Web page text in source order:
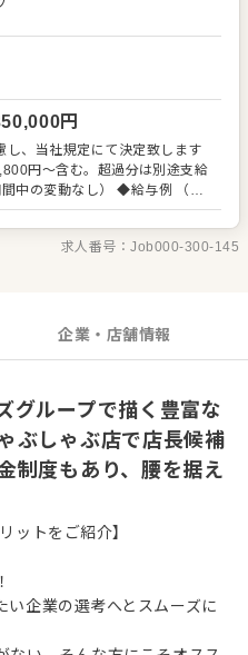
やシフト作成、売上管理、人
社での集合研修などバックア
キャリアの浅い方でも安心し
開する株式会社ベイクルーズで
やサービスを提供し、お客様
うミッションのもと、新しい価
ト＞ 退職
績があり、ライフステージが
多彩な事業を展開する企業だか
ャリアプランを描けます。
円
し、当社規定にて決定致します
円～含む。超過分は別途支給
動なし） ◆給与例 （社
収350万円～ （店長）月給30.4
（SV） 月給35.5万円＋賞与/
求人番号：Job000-300-145
企業・店舗情報
グループで描く豊富な
ぶしゃぶ店で店長候補
制度もあり、腰を据え
ットをご紹介】
い企業の選考へとスムーズに